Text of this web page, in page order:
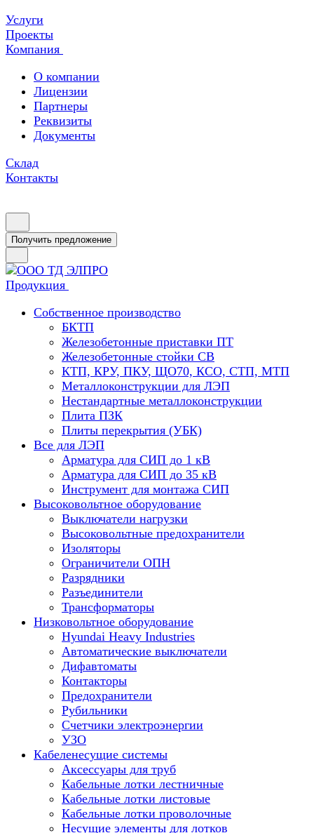
Услуги
Проекты
Компания
О компании
Лицензии
Партнеры
Реквизиты
Документы
Склад
Контакты
Получить предложение
Продукция
Собственное производство
БКТП
Железобетонные приставки ПТ
Железобетонные стойки СВ
КТП, КРУ, ПКУ, ЩО70, КСО, СТП, МТП
Металлоконструкции для ЛЭП
Нестандартные металлоконструкции
Плита ПЗК
Плиты перекрытия (УБК)
Все для ЛЭП
Арматура для СИП до 1 кВ
Арматура для СИП до 35 кВ
Инструмент для монтажа СИП
Высоковольтное оборудование
Выключатели нагрузки
Высоковольтные предохранители
Изоляторы
Ограничители ОПН
Разрядники
Разъединители
Трансформаторы
Низковольтное оборудование
Hyundai Heavy Industries
Автоматические выключатели
Дифавтоматы
Контакторы
Предохранители
Рубильники
Счетчики электроэнергии
УЗО
Кабеленесущие системы
Аксессуары для труб
Кабельные лотки лестничные
Кабельные лотки листовые
Кабельные лотки проволочные
Несущие элементы для лотков